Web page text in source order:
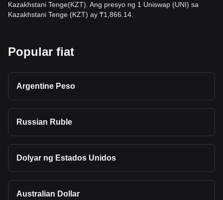
Kazakhstani Tenge(KZT). Ang presyo ng 1 Uniswap (UNI) sa
Kazakhstani Tenge (KZT) ay ₸1,866.14.
Popular fiat
Argentine Peso
Russian Ruble
Dolyar ng Estados Unidos
Australian Dollar